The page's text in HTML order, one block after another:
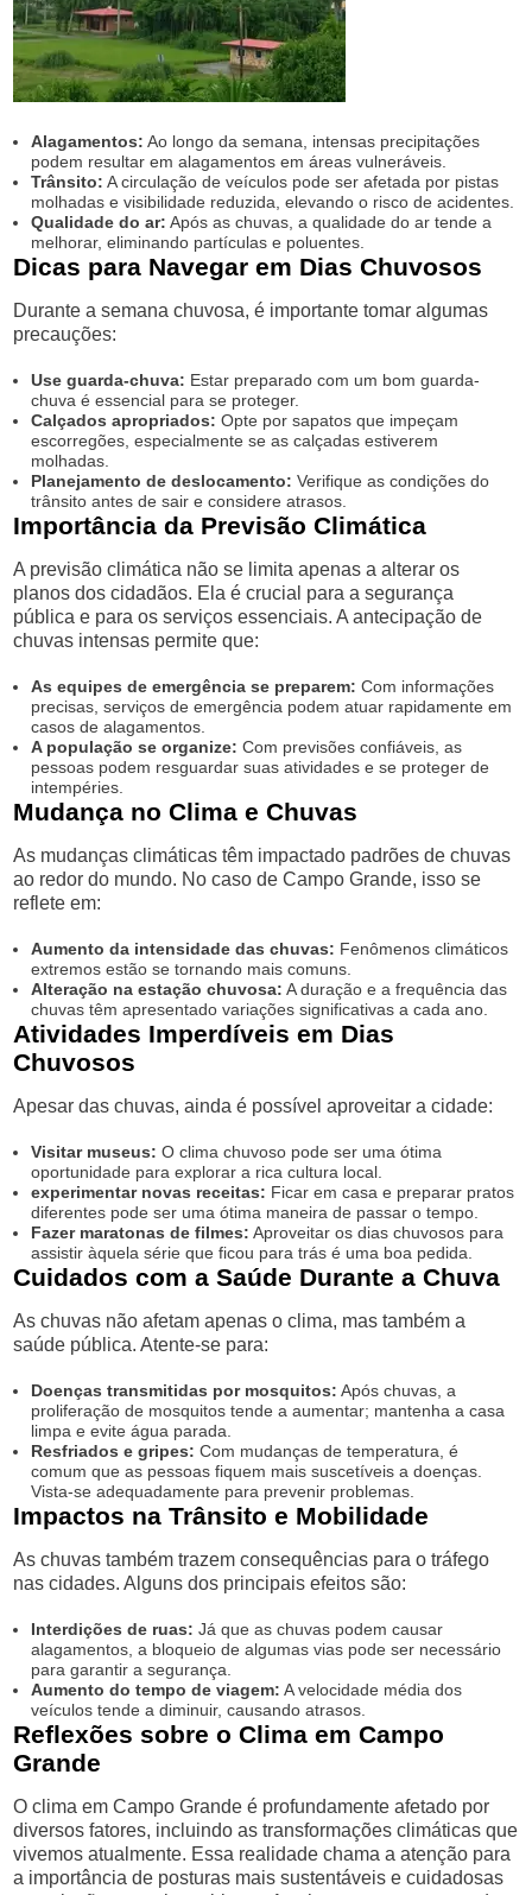
Alagamentos: Ao longo da semana, intensas precipitações
podem resultar em alagamentos em áreas vulneráveis.
Trânsito: A circulação de veículos pode ser afetada por pistas
molhadas e visibilidade reduzida, elevando o risco de acidentes.
Qualidade do ar: Após as chuvas, a qualidade do ar tende a
melhorar, eliminando partículas e poluentes.
Dicas para Navegar em Dias Chuvosos
Durante a semana chuvosa, é importante tomar algumas
precauções:
Use guarda-chuva: Estar preparado com um bom guarda-
chuva é essencial para se proteger.
Calçados apropriados: Opte por sapatos que impeçam
escorregões, especialmente se as calçadas estiverem
molhadas.
Planejamento de deslocamento: Verifique as condições do
trânsito antes de sair e considere atrasos.
Importância da Previsão Climática
A previsão climática não se limita apenas a alterar os
planos dos cidadãos. Ela é crucial para a segurança
pública e para os serviços essenciais. A antecipação de
chuvas intensas permite que:
As equipes de emergência se preparem: Com informações
precisas, serviços de emergência podem atuar rapidamente em
casos de alagamentos.
A população se organize: Com previsões confiáveis, as
pessoas podem resguardar suas atividades e se proteger de
intempéries.
Mudança no Clima e Chuvas
As mudanças climáticas têm impactado padrões de chuvas
ao redor do mundo. No caso de Campo Grande, isso se
reflete em:
Aumento da intensidade das chuvas: Fenômenos climáticos
extremos estão se tornando mais comuns.
Alteração na estação chuvosa: A duração e a frequência das
chuvas têm apresentado variações significativas a cada ano.
Atividades Imperdíveis em Dias
Chuvosos
Apesar das chuvas, ainda é possível aproveitar a cidade:
Visitar museus: O clima chuvoso pode ser uma ótima
oportunidade para explorar a rica cultura local.
experimentar novas receitas: Ficar em casa e preparar pratos
diferentes pode ser uma ótima maneira de passar o tempo.
Fazer maratonas de filmes: Aproveitar os dias chuvosos para
assistir àquela série que ficou para trás é uma boa pedida.
Cuidados com a Saúde Durante a Chuva
As chuvas não afetam apenas o clima, mas também a
saúde pública. Atente-se para:
Doenças transmitidas por mosquitos: Após chuvas, a
proliferação de mosquitos tende a aumentar; mantenha a casa
limpa e evite água parada.
Resfriados e gripes: Com mudanças de temperatura, é
comum que as pessoas fiquem mais suscetíveis a doenças.
Vista-se adequadamente para prevenir problemas.
Impactos na Trânsito e Mobilidade
As chuvas também trazem consequências para o tráfego
nas cidades. Alguns dos principais efeitos são:
Interdições de ruas: Já que as chuvas podem causar
alagamentos, a bloqueio de algumas vias pode ser necessário
para garantir a segurança.
Aumento do tempo de viagem: A velocidade média dos
veículos tende a diminuir, causando atrasos.
Reflexões sobre o Clima em Campo
Grande
O clima em Campo Grande é profundamente afetado por
diversos fatores, incluindo as transformações climáticas que
vivemos atualmente. Essa realidade chama a atenção para
a importância de posturas mais sustentáveis e cuidadosas